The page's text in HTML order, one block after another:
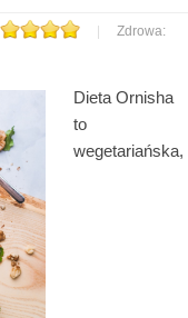
|
Zdrowa:
Dieta Ornisha
to
wegetariańska,